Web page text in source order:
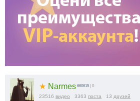
★ Narmes 660615 | 0
23516 видео 3363 поста 13 друзей